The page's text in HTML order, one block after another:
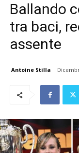
Ballando
tra baci,
assente
Antoine Stilla